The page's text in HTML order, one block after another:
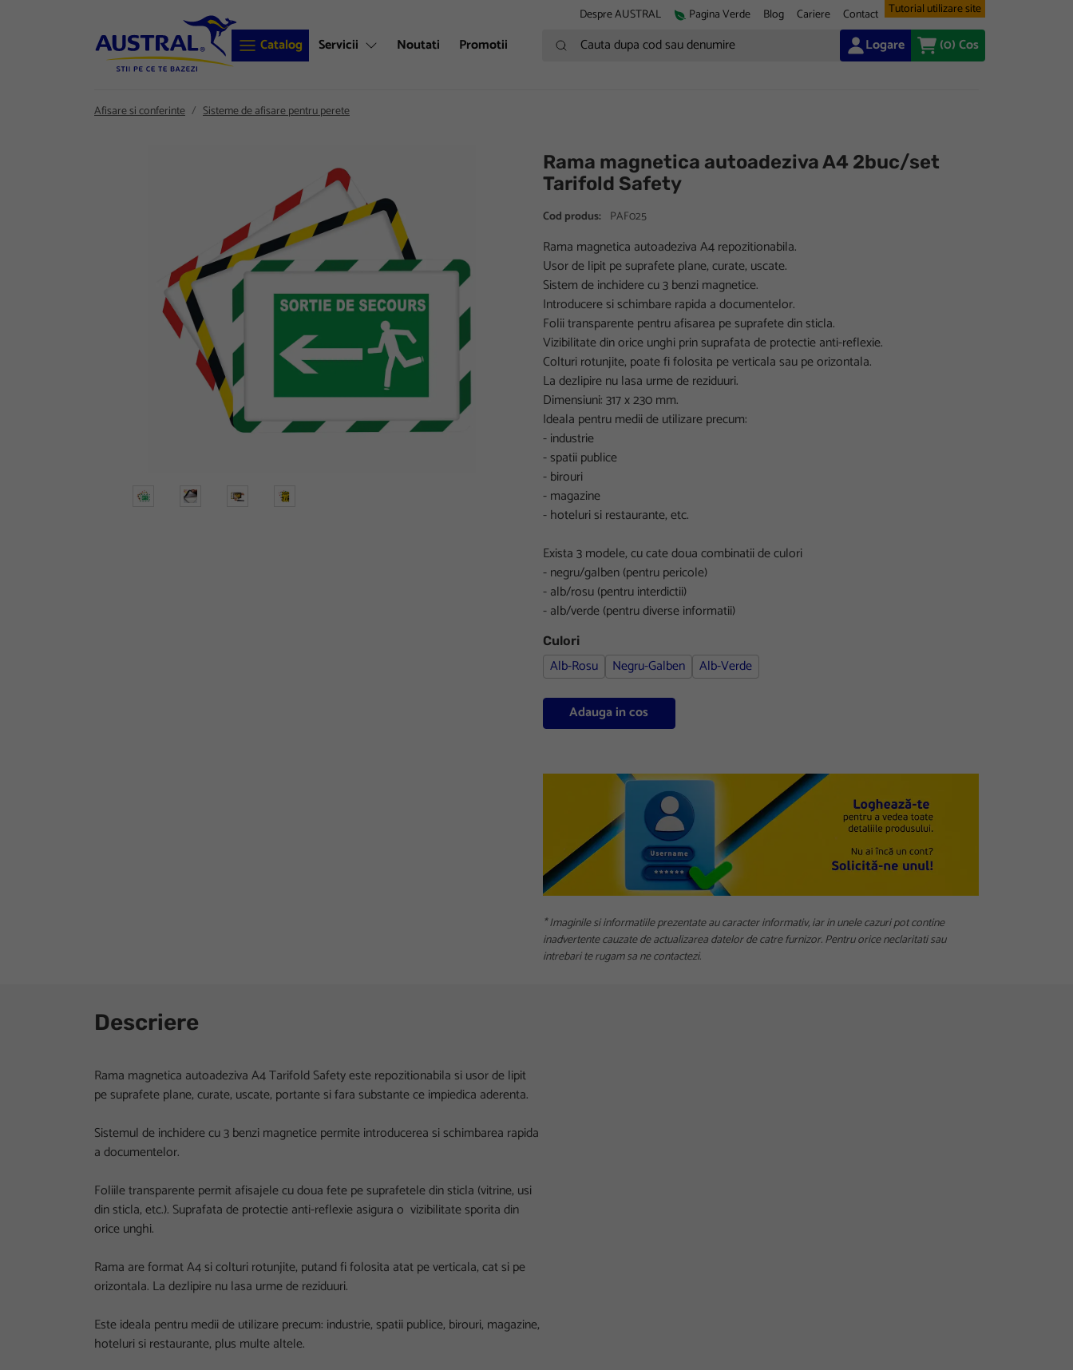
Despre AUSTRAL Pagina Verde Blog Cariere Contact Tutorial utilizare site
Catalog Servicii Noutati Promotii Cauta dupa cod sau denumire Logare (0)Cos
Afisare si conferinte Sisteme de afisare pentru perete
Rama magnetica autoadeziva A4 2buc/set
Tarifold Safety
Cod produs: PAF025
Rama magnetica autoadeziva A4 repozitionabila.
Usor de lipit pe suprafete plane, curate, uscate.
Sistem de inchidere cu 3 benzi magnetice.
Introducere si schimbare rapida a documentelor.
Folii transparente pentru afisarea pe suprafete din sticla.
Vizibilitate din orice unghi prin suprafata de protectie anti-reflexie.
Colturi rotunjite, poate fi folosita pe verticala sau pe orizontala.
La dezlipire nu lasa urme de reziduuri.
Dimensiuni: 317 x 230 mm.
Ideala pentru medii de utilizare precum:
- industrie
- spatii publice
- birouri
- magazine
- hoteluri si restaurante, etc.
Exista 3 modele, cu cate doua combinatii de culori
- negru/galben (pentru pericole)
- alb/rosu (pentru interdictii)
- alb/verde (pentru diverse informatii)
Culori
Alb-Rosu Negru-Galben Alb-Verde
Adauga in cos
* Imaginile si informatiile prezentate au caracter informativ, iar in unele cazuri pot contine
inadvertente cauzate de actualizarea datelor de catre furnizor. Pentru orice neclaritati sau
intrebari te rugam sa ne contactezi.
Descriere
Rama magnetica autoadeziva A4 Tarifold Safety este repozitionabila si usor de lipit
pe suprafete plane, curate, uscate, portante si fara substante ce impiedica aderenta.
Sistemul de inchidere cu 3 benzi magnetice permite introducerea si schimbarea rapida
a documentelor.
Foliile transparente permit afisajele cu doua fete pe suprafetele din sticla (vitrine, usi
din sticla, etc.). Suprafata de protectie anti-reflexie asigura o vizibilitate sporita din
orice unghi.
Rama are format A4 si colturi rotunjite, putand fi folosita atat pe verticala, cat si pe
orizontala. La dezlipire nu lasa urme de reziduuri.
Este ideala pentru medii de utilizare precum: industrie, spatii publice, birouri, magazine,
hoteluri si restaurante, plus multe altele.